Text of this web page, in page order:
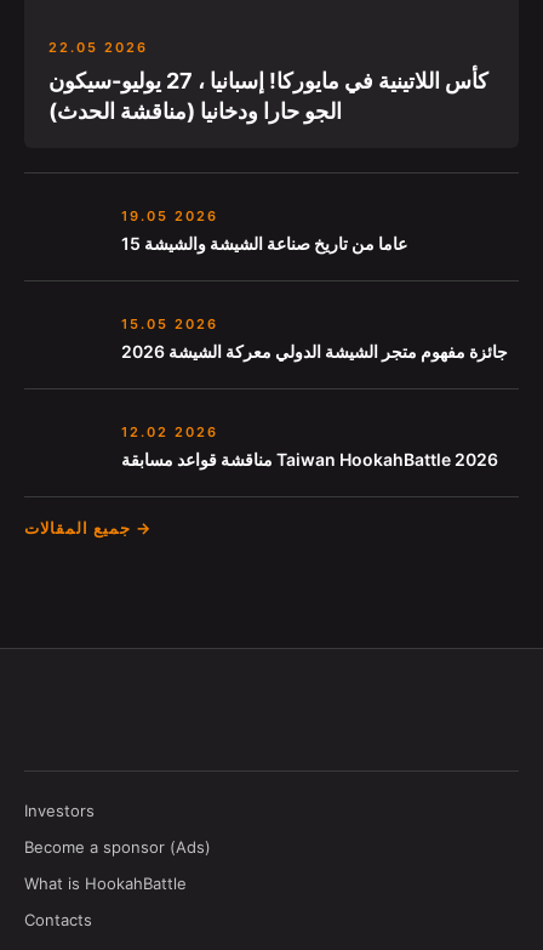
22.05 2026
كأس اللاتينية في مايوركا! إسبانيا ، 27 يوليو-سيكون
الجو حارا ودخانيا (مناقشة الحدث)
19.05 2026
15 عاما من تاريخ صناعة الشيشة والشيشة
15.05 2026
جائزة مفهوم متجر الشيشة الدولي معركة الشيشة 2026
12.02 2026
مناقشة قواعد مسابقة Taiwan HookahBattle 2026
جميع المقالات →
Investors
Become a sponsor (Ads)
What is HookahBattle
Contacts